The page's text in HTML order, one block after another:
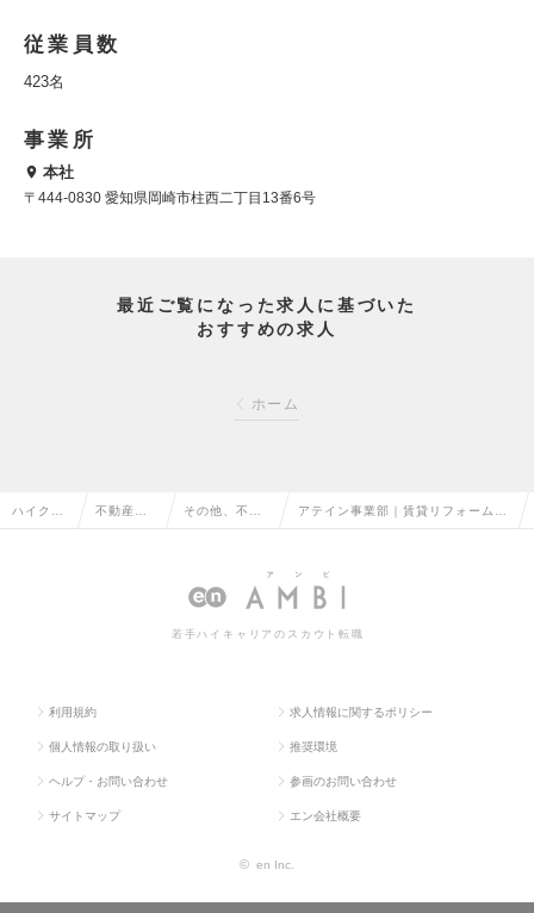
従業員数
423名
事業所
本社
〒444-0830 愛知県岡崎市柱西二丁目13番6号
最近ご覧になった求人に基づいた
おすすめの求人
ホーム
ハイクラ 不動産系 その他、不動
転職
アテイン事業部｜賃貸リフォーム営
情報
若手ハイキャリアのスカウト転職
利用規約 求人情報に関するポリシー
個人情報の取り扱い 推奨環境
ヘルプ・お問い合わせ 参画のお問い合わせ
サイトマップ エン会社概要
© en Inc.